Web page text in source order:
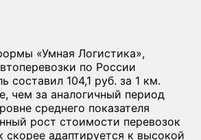
«Умная Логистика»,
по России
составил 104,1 руб. за 1 км.
чем за аналогичный период
среднего показателя
рост стоимости перевозок
скорее адаптируется к высокой